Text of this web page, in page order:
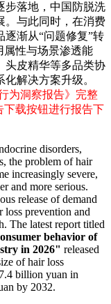
落地，中国防脱洗
。与此同时，在消费
渐从“问题修复”转
属性与场景渗透能
头皮精华等多品类协
解决方案升级。
为洞察报告》完整
下载按钮进行报告下
disorders,
the problem of hair
increasingly severe,
and more serious.
release of demand
loss prevention and
The latest report titled
behavior of
in 2026" released
of hair loss
billion yuan in
by 2032.